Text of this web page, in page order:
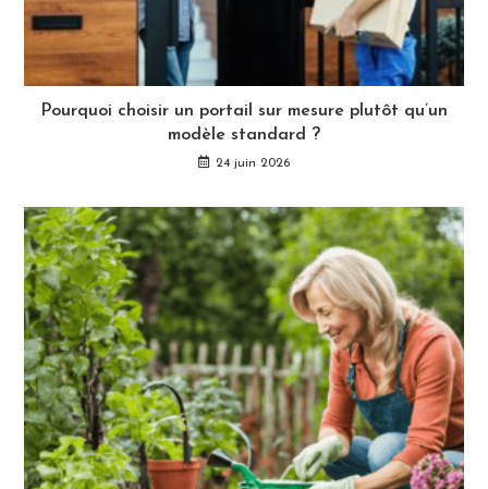
Pourquoi choisir un portail sur mesure plutôt qu’un
modèle standard ?
24 juin 2026